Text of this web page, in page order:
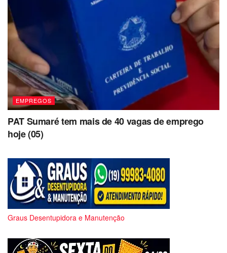
EMPREGOS
PAT Sumaré tem mais de 40 vagas de emprego
hoje (05)
Graus Desentupidora e Manutenção